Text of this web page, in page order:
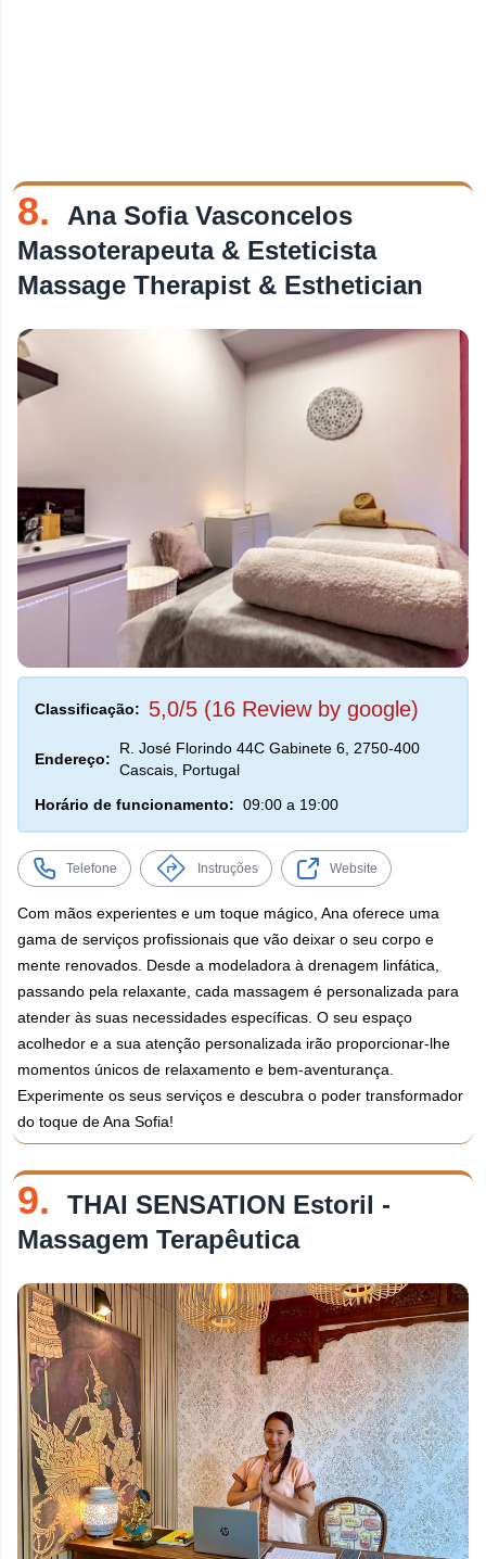
8.
Ana Sofia Vasconcelos
Massoterapeuta & Esteticista
Massage Therapist & Esthetician
Classificação: 5,0/5 (16 Review by google)
Endereço:
R. José Florindo 44C Gabinete 6, 2750-400
Cascais, Portugal
Horário de funcionamento: 09:00 a 19:00
Telefone Instruções Website
Com mãos experientes e um toque mágico, Ana oferece uma
gama de serviços profissionais que vão deixar o seu corpo e
mente renovados. Desde a modeladora à drenagem linfática,
passando pela relaxante, cada massagem é personalizada para
atender às suas necessidades específicas. O seu espaço
acolhedor e a sua atenção personalizada irão proporcionar-lhe
momentos únicos de relaxamento e bem-aventurança.
Experimente os seus serviços e descubra o poder transformador
do toque de Ana Sofia!
9.
THAI SENSATION Estoril -
Massagem Terapêutica